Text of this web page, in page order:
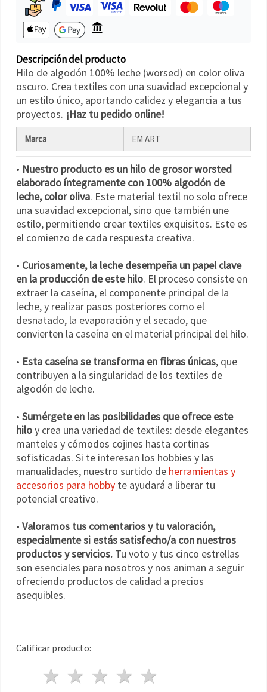
Descripción del producto
Hilo de algodón 100% leche (worsed) en color oliva
oscuro. Crea textiles con una suavidad excepcional y
un estilo único, aportando calidez y elegancia a tus
proyectos. ¡Haz tu pedido online!
Marca EM ART
• Nuestro producto es un hilo de grosor worsted
elaborado íntegramente con 100% algodón de
leche, color oliva. Este material textil no solo ofrece
una suavidad excepcional, sino que también une
estilo, permitiendo crear textiles exquisitos. Este es
el comienzo de cada respuesta creativa.
• Curiosamente, la leche desempeña un papel clave
en la producción de este hilo. El proceso consiste en
extraer la caseína, el componente principal de la
leche, y realizar pasos posteriores como el
desnatado, la evaporación y el secado, que
convierten la caseína en el material principal del hilo.
• Esta caseína se transforma en fibras únicas, que
contribuyen a la singularidad de los textiles de
algodón de leche.
• Sumérgete en las posibilidades que ofrece este
hiloy crea una variedad de textiles: desde elegantes
manteles y cómodos cojines hasta cortinas
sofisticadas. Si te interesan los hobbies y las
manualidades, nuestro surtido de herramientas y
accesorios para hobby te ayudará a liberar tu
potencial creativo.
• Valoramos tus comentarios y tu valoración,
especialmente si estás satisfecho/a con nuestros
productos y servicios. Tu voto y tus cinco estrellas
son esenciales para nosotros y nos animan a seguir
ofreciendo productos de calidad a precios
asequibles.
Calificar producto:
4 estrellas
3 estrellas
2 estrellas
1 estrella